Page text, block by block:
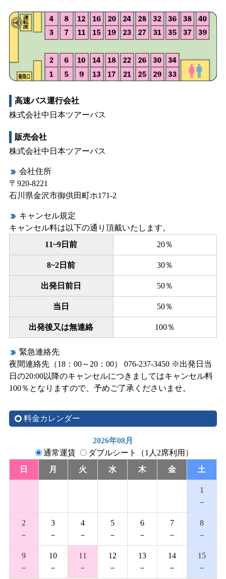
高速バス運行会社
株式会社中日本ツアーバス
販売会社
株式会社中日本ツアーバス
label_important 会社住所
〒920-8221
石川県金沢市御供田町ホ171-2
label_important キャンセル規定
キャンセル料は以下の通り頂戴いたします。
11~9日前
20％
8~2日前 30％
出発日前日 50％
当日 50％
出発後又は無連絡 100％
label_important 緊急連絡先
夜間連絡先（18：00～20：00） 076-237-3450 ※出発日当
日の20:00以降のキャンセルにつきましてはキャンセル料
100％となりますので、予めご了承くださいませ。
料金カレンダー
2026年08月
通常運賃
ダブルシート（1人2席利用）
日
月 火 水 木 金 土
1
－
2
－
3
－
4
－
5
－
6
－
7
－
8
－
9
－
10
－
11
－
12
－
13
－
14
－
15
－